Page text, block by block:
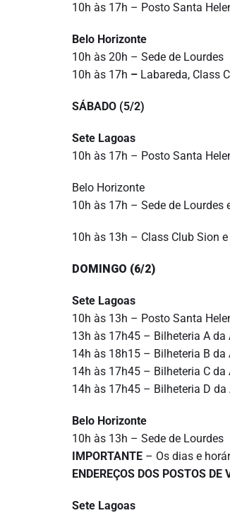
10h às 17h – Posto Santa
Belo Horizonte
10h às 20h – Sede de Lourdes
10h às 17h – Labareda, Class
SÁBADO (5/2)
Sete Lagoas
10h às 17h – Posto Santa
Belo Horizonte
10h às 17h – Sede de Lourdes
10h às 13h – Class Club Sion
DOMINGO (6/2)
Sete Lagoas
10h às 13h – Posto Santa
13h às 17h45 – Bilheteria A da
14h às 18h15 – Bilheteria B da
14h às 17h45 – Bilheteria C da
14h às 17h45 – Bilheteria D da
Belo Horizonte
10h às 13h – Sede de Lourdes
IMPORTANTE – Os dias e
ENDEREÇOS DOS POSTOS DE
Sete Lagoas